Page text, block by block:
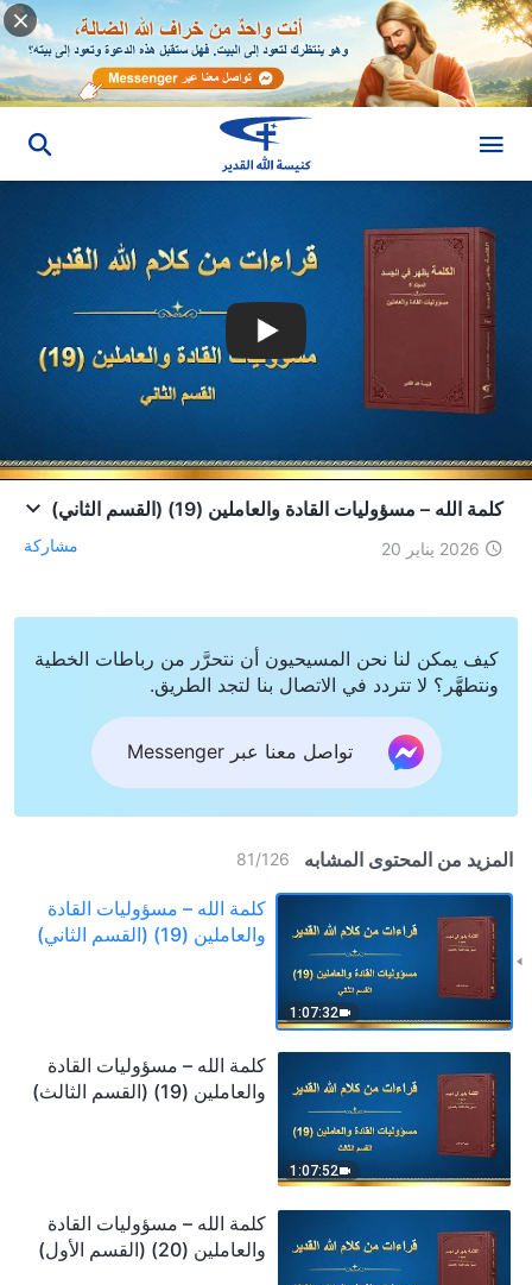
كلمة الله – مسؤوليات القادة والعاملين (19) (القسم الثاني)
2026 يناير 20 مشاركة
كيف يمكن لنا نحن المسيحيون أن نتحرَّر من رباطات الخطية
ونتطهَّر؟ لا تتردد في الاتصال بنا لتجد الطريق.
تواصل معنا عبر Messenger
المزيد من المحتوى المشابه 81/126
1:07:32
كلمة الله – مسؤوليات القادة
والعاملين (19) (القسم الثاني)
1:07:52
كلمة الله – مسؤوليات القادة
والعاملين (19) (القسم الثالث)
كلمة الله – مسؤوليات القادة
والعاملين (20) (القسم الأول)